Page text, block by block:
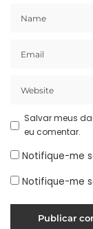
Salvar meus
eu comentar.
Notifique-me
Notifique-me